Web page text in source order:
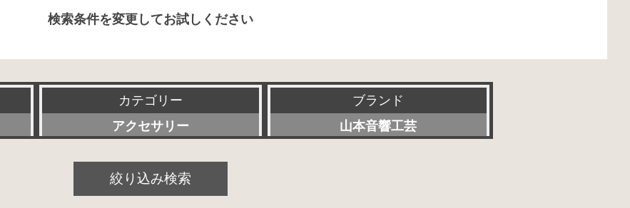
検索条件を変更してお試しください
カテゴリー
アクセサリー
プリアンプ
ブランド
山本音響工芸
絞り込み検索